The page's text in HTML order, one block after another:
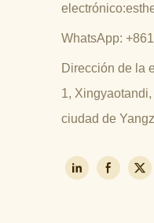
electrónico:
WhatsApp:
Dirección de la
1,
ciudad de